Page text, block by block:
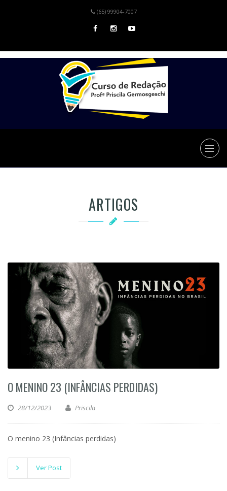
(65) 99904-7007
ARTIGOS
O MENINO 23 (INFÂNCIAS PERDIDAS)
28/12/2023 Priscila
O menino 23 (Infâncias perdidas)
Ver Post